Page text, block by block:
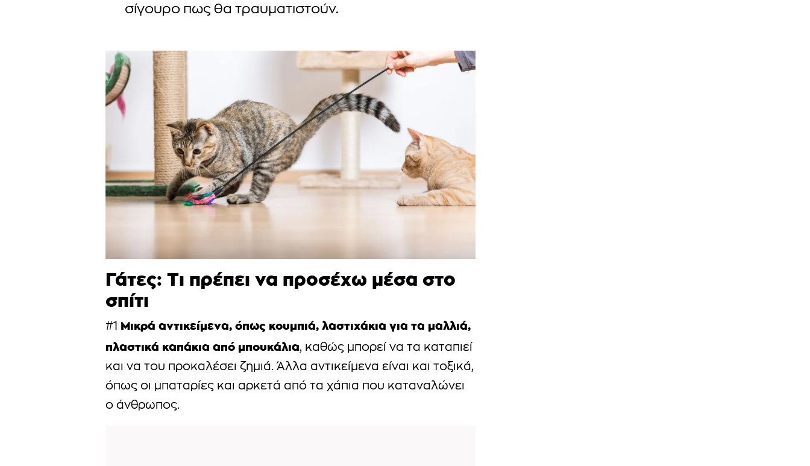
σίγουρο πως θα τραυματιστούν.
Γάτες: Τι πρέπει να προσέχω μέσα στο
σπίτι
#1 Μικρά αντικείμενα, όπως κουμπιά, λαστιχάκια για τα μαλλιά,
πλαστικά καπάκια από μπουκάλια, καθώς μπορεί να τα καταπιεί
και να του προκαλέσει ζημιά. Άλλα αντικείμενα είναι και τοξικά,
όπως οι μπαταρίες και αρκετά από τα χάπια που καταναλώνει
ο άνθρωπος.